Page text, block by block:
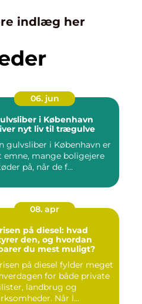
indlæg her
06. jun
i København
nyt liv til trægulve
gulvsliber i København er
emne, mange boligejere
på, når de f...
08. apr
på diesel: hvad
den, og hvordan
du mest muligt?
på diesel fylder meget
for både private
landbrug og
Når l...